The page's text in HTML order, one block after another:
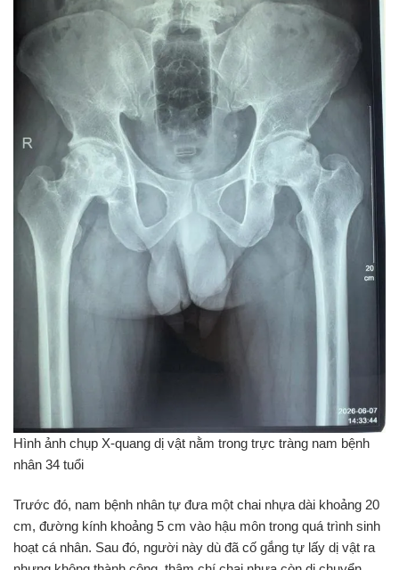
Hình ảnh chụp X-quang dị vật nằm trong trực tràng nam bệnh
nhân 34 tuổi
Trước đó, nam bệnh nhân tự đưa một chai nhựa dài khoảng 20
cm, đường kính khoảng 5 cm vào hậu môn trong quá trình sinh
hoạt cá nhân. Sau đó, người này dù đã cố gắng tự lấy dị vật ra